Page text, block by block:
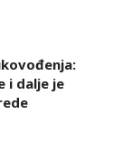
i dalje je